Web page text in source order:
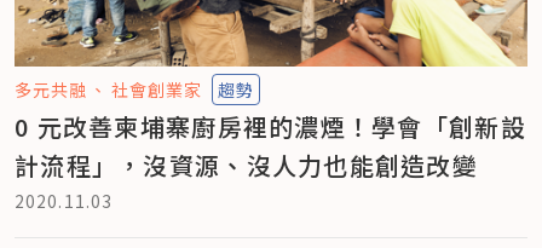
多元共融 社會創業家 趨勢
0 元改善柬埔寨廚房裡的濃煙！學會「創新設
計流程」，沒資源、沒人力也能創造改變
2020.11.03